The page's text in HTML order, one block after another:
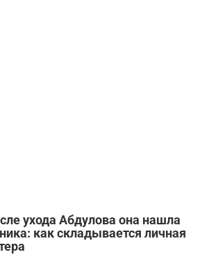
ухода Абдулова она нашла
как складывается личная